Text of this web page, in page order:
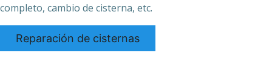
completo, cambio de cisterna, etc.
Reparación de cisternas